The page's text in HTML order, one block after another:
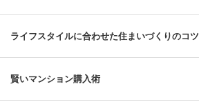
ライフスタイルに合わせた住まいづくりのコツ
賢いマンション購入術